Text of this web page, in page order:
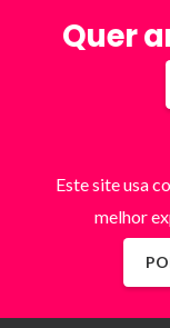
Quer
Este site usa
melhor